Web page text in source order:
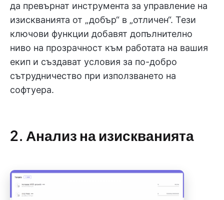
да превърнат инструмента за управление на
изискванията от „добър“ в „отличен“. Тези
ключови функции добавят допълнително
ниво на прозрачност към работата на вашия
екип и създават условия за по-добро
сътрудничество при използването на
софтуера.
2. Анализ на изискванията